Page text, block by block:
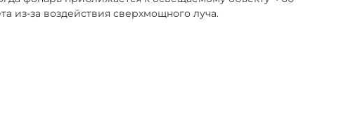
из-за воздействия сверхмощного луча.